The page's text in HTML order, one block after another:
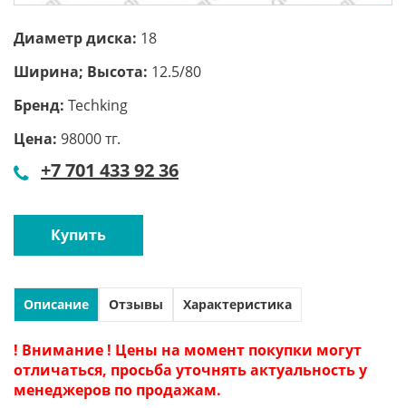
Диаметр диска: 18
Ширина; Высота: 12.5/80
Бренд: Techking
Цена: 98000 тг.
+7 701 433 92 36
Купить
Описание Отзывы Характеристика
! Внимание ! Цены на момент покупки могут
отличаться, просьба уточнять актуальность у
менеджеров по продажам.